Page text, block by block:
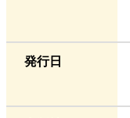
発行日